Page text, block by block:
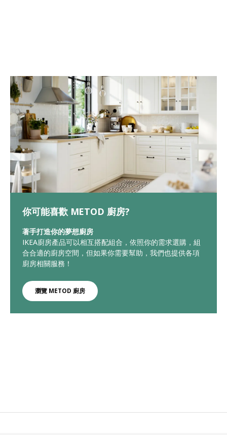
你可能喜歡 METOD 廚房?
著手打造你的夢想廚房
IKEA廚房產品可以相互搭配組合，依照你的需求選購，組
合合適的廚房空間，但如果你需要幫助，我們也提供各項
廚房相關服務！
瀏覽 METOD 廚房